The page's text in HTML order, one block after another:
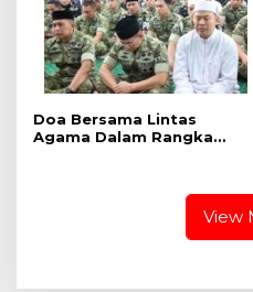
Pakar
Doa Bersama Lintas
Agama Dalam Rangka
View